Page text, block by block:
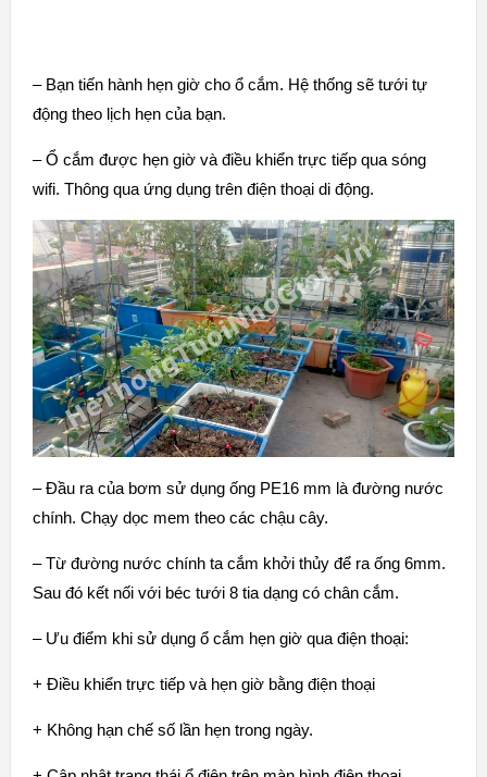
– Bạn tiến hành hẹn giờ cho ổ cắm. Hệ thống sẽ tưới tự
động theo lịch hẹn của bạn.
–Ổ cắm được hẹn giờvà điều khiển trực tiếp qua sóng
wifi. Thông qua ứng dụng trên điện thoại di động.
– Đầu ra của bơm sử dụng ống PE16 mm là đường nước
chính. Chạy dọc mem theo các chậu cây.
– Từ đường nước chính ta cắm khởi thủy để ra ống 6mm.
Sau đó kết nối với béc tưới 8 tia dạng có chân cắm.
– Ưu điểm khi sử dụng ổ cắm hẹn giờ qua điện thoại:
+ Điều khiển trực tiếp và hẹn giờ bằng điện thoại
+ Không hạn chế số lần hẹn trong ngày.